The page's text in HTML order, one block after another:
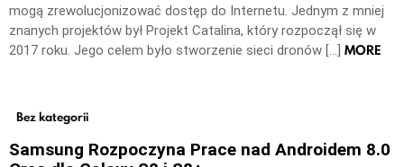
mogą zrewolucjonizować dostęp do Internetu. Jednym z mniej
znanych projektów był Projekt Catalina, który rozpoczął się w
2017 roku. Jego celem było stworzenie sieci dronów […] MORE
Bez kategorii
Samsung Rozpoczyna Prace nad Androidem 8.0